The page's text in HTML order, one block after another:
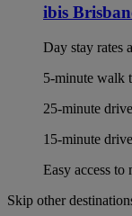
ibis
Day stay rates
5-minute walk
25-minute
15-minute
Easy access to
Skip other